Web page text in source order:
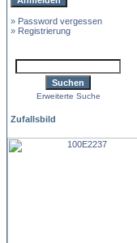
» Password vergessen
» Registrierung
Erweiterte Suche
Zufallsbild